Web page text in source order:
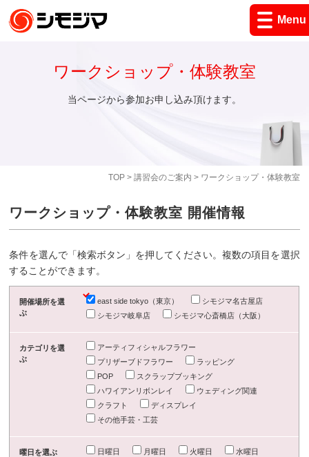
Menu
TOP> 講習会のご案内 > ワークショップ・体験教室
ワークショップ・体験教室
当ページから参加お申し込み頂けます。
ワークショップ・体験教室 開催情報
条件を選んで「検索ボタン」を押してください。複数の項目を選択
することができます。
開催場所を選
ぶ
east side tokyo（東京）
シモジマ名古屋店
シモジマ岐阜店
シモジマ心斎橋店（大阪）
カテゴリを選
ぶ
アーティフィシャルフラワー
プリザーブドフラワー
ラッピング
POP
スクラップブッキング
ハワイアンリボンレイ
ウェディング関連
クラフト
ディスプレイ
その他手芸・工芸
曜日を選ぶ 日曜日 月曜日 火曜日
水曜日